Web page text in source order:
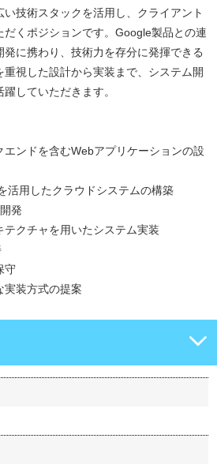
技術スタックを活用し、クライアント
くポジションです。Google製品との連
に携わり、技術力を存分に発揮できる
視した設計から実装まで、システム開
していただきます。
ンドを含むWebアプリケーションの設
用したクラウドシステムの構築
発
クチャを用いたシステム実装
守
装方式の提案